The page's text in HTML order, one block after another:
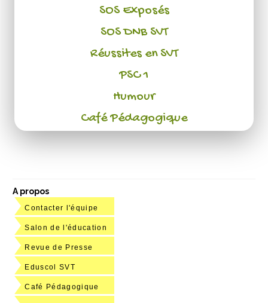
SOS Exposés
SOS DNB SVT
Réussites en SVT
PSC 1
Humour
Café Pédagogique
A propos
Contacter l'équipe
Salon de l'éducation
Revue de Presse
Eduscol SVT
Café Pédagogique